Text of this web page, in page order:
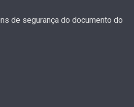
de segurança do documento do